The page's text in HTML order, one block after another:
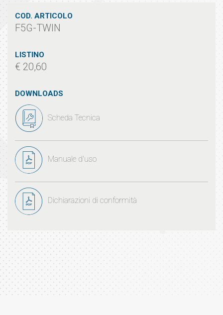
COD. ARTICOLO
F5G-TWIN
LISTINO
€ 20,60
DOWNLOADS
Scheda Tecnica
Manuale d'uso
Dichiarazioni di conformità